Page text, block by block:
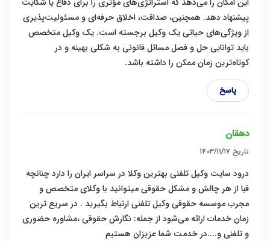
پیشنهاد دهد. همچنین، صداقت، اخلاق حرفه‌ای و مسئولیت‌پذیری
از ویژگی‌های حیاتی یک وکیل برجسته است. یک وکیل متخصص
باید توانایی حل و فصل مسائل قانونی به شکلی بهینه و در
کوتاه‌ترین زمان ممکن را داشته باشد.
پاسخ
دهقان
تاریخ ۱۴۰۳/۱۱/۱۷
درود سایت وکیل تلفنی بهترین وکلا در سراسر ایران را دارد چنانچه
قبا از هر چالش و مشکل حقوقی میتوانید با وکلای متخصص و
مجرب موسسه حقوقی وکیل تلفنی ارتباط بگیرید . در سریع ترین
زمان خدمات ارائه می‌شود از جمله: نگارش حقوقی ،مشاوره حضوری
و تلفنی و...‌.در خدمت شما عزیزان هستیم